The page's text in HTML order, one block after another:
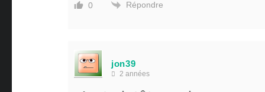
0 Répondre
jon39
2 années